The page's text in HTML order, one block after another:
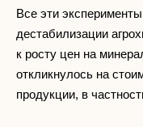
Все эти
дестабилизации
к росту цен на
откликнулось на
продукции, в